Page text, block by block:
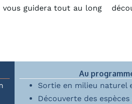
guidera tout au long
Au
Sortie en milieu naturel
Découverte des espèces